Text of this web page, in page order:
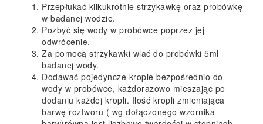
Przepłukać kilkukrotnie strzykawkę oraz probówkę
w badanej wodzie.
Pozbyć się wody w probówce poprzez jej
odwrócenie.
Za pomocą strzykawki wlać do probówki 5ml
badanej wody.
Dodawać pojedyncze krople bezpośrednio do
wody w probówce, każdorazowo mieszając po
dodaniu każdej kropli. Ilość kropli zmieniająca
barwę roztworu ( wg dołączonego wzornika